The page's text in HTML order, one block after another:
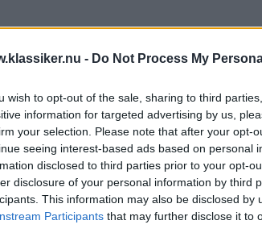
- Do Not Process My
wish to opt-out of the sale, sharing to third
information for targeted advertising by us,
your selection. Please note that after your opt-
seeing interest-based ads based on personal
disclosed to third parties prior to your opt-
disclosure of your personal information by third
This information may also be disclosed by
Participants that may further disclose it to
eller bäst när den kom. Ändå lyckades
Den sålde bra i Sverige och du kan